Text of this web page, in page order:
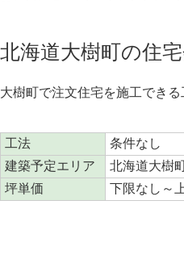
北海道大樹町の住
大樹町で注文住宅を施工でき
工法
条件なし
建築予定エリア
北海道大樹
坪単価
下限なし～